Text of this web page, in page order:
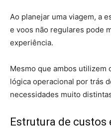
Ao planejar uma viagem, a
e voos não regulares pode
experiência.
Mesmo que ambos utilizem
lógica operacional por trás
necessidades muito
Estrutura de custos